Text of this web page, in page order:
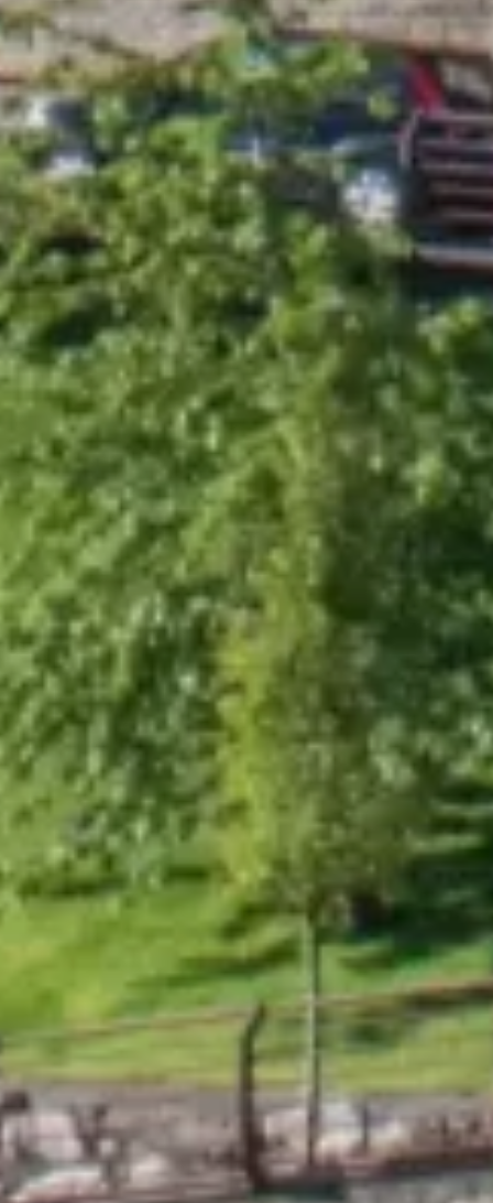
Grup Nòrdic
El teu Hotel a El Tarter, a
peu de pistes!